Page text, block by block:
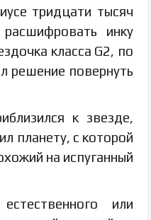
тридцати тысяч
инку
класса G2, по
решение повернуть
к звезде,
планету, с которой
на испуганный
или